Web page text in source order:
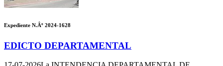
Expediente N.Âº 2024-1628
EDICTO DEPARTAMENTAL